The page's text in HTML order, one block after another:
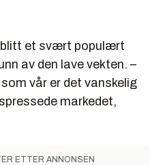
blitt et svært populært
av den lave vekten. –
vår er det vanskelig
markedet,
ETTER ANNONSEN